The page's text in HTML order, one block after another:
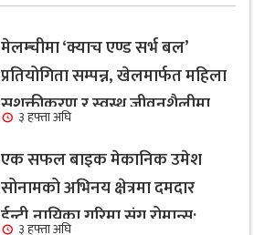
मेलम्चीमा ‘क्याच एण्ड सर्भ बल’
प्रतियोगिता सम्पन्न, खेलमार्फत महिला
सशक्तीकरण र स्वस्थ जीवनशैलीमा
जोड
३ हफ्ता अघि
एक सफल बाइक मेकानिक उमेश
सोनामको अभिनय क्षेत्रमा दमदार
ईन्ट्री,नायिका गरिमा संग रोमान्स:
३ हफ्ता अघि